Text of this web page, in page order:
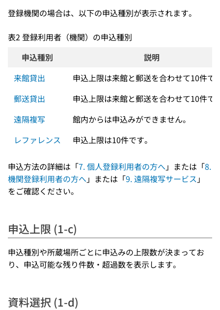
登録機関の場合は、以下の申込種別が表示されます。
表2 登録利用者（機関）の申込種別
申込種別
説明
来館貸出
申込上限は来館と郵送を合わせて10件で
郵送貸出
申込上限は来館と郵送を合わせて10件で
遠隔複写
館内からは申込みができません。
レファレンス
申込上限は10件です。
申込方法の詳細は「7. 個人登録利用者の方へ 」または「8.
機関登録利用者の方へ 」または「9. 遠隔複写サービス 」
をご確認ください。
申込上限 (1-c)
申込種別や所蔵場所ごとに申込みの上限数が決まってお
り、申込可能な残り件数・超過数を表示します。
資料選択 (1-d)